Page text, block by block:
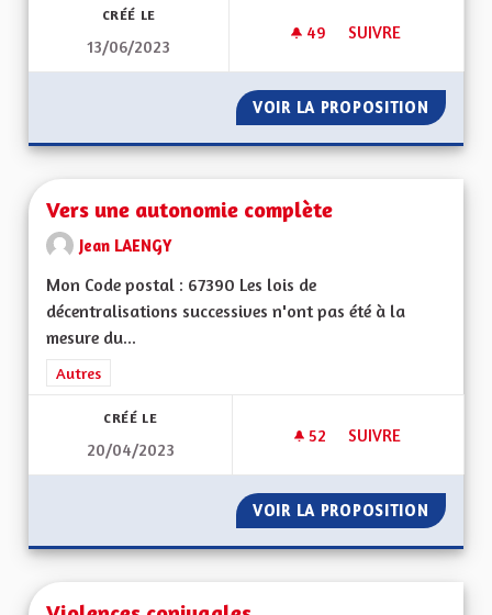
CRÉÉ LE
13/06/2023
49 49 ABONNÉS
SUIVRE
VOIR LA PROPOSITION VERS
Vers une autonomie complète
Jean LAENGY
Mon Code postal : 67390 Les lois de
décentralisations successives n'ont pas été à la
mesure du...
Filtrer les résultats de la catégorie : Autres
Autres
CRÉÉ LE
20/04/2023
52 52 ABONNÉS
SUIVRE
VOIR LA PROPOSITION VERS